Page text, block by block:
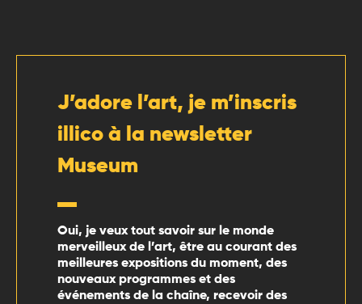
J’adore l’art, je m’inscris
illico à la newsletter
Museum
Oui, je veux tout savoir sur le monde
merveilleux de l’art, être au courant des
meilleures expositions du moment, des
nouveaux programmes et des
événements de la chaîne, recevoir des